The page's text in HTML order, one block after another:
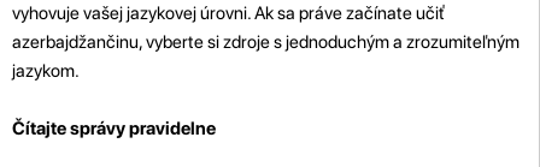
vyhovuje vašej jazykovej úrovni. Ak sa práve začínate učiť
azerbajdžančinu, vyberte si zdroje s jednoduchým a zrozumiteľným
jazykom.
Čítajte správy pravidelne